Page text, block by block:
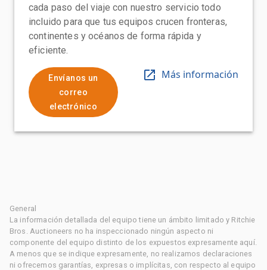
cada paso del viaje con nuestro servicio todo
incluido para que tus equipos crucen fronteras,
continentes y océanos de forma rápida y
eficiente.
Envíanos un
correo
electrónico
Más información
General
La información detallada del equipo tiene un ámbito limitado y Ritchie
Bros. Auctioneers no ha inspeccionado ningún aspecto ni
componente del equipo distinto de los expuestos expresamente aquí.
A menos que se indique expresamente, no realizamos declaraciones
ni ofrecemos garantías, expresas o implícitas, con respecto al equipo